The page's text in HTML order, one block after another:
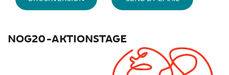
NOG20-AKTIONSTAGE